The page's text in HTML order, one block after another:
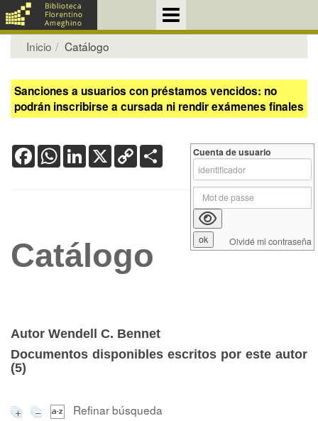
Inicio Catálogo
Sanciones a usuarios con préstamos vencidos: no
podrán inscribirse a cursada ni rendir exámenes finales
FacebookWhatsApp
LinkedIn
X Copy
Link
Catálogo
Autor Wendell C. Bennet
Documentos disponibles escritos por este autor
(5)
Refinar búsqueda
Cuenta de usuario
Olvidé mi contraseña